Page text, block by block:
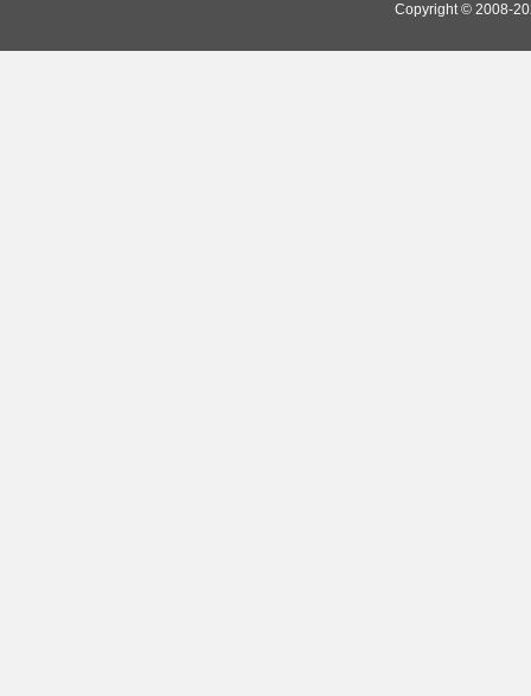
Copyright © 2008-